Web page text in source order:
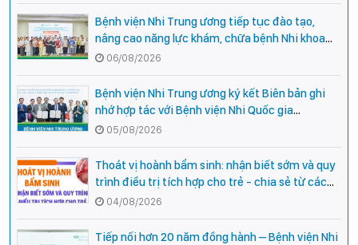
Bệnh viện Nhi Trung ương tiếp tục đào tạo,
nâng cao năng lực khám, chữa bệnh Nhi khoa
cho cán bộ y tế tại các tỉnh miền núi phía Bắc
06/08/2026
Bệnh viện Nhi Trung ương ký kết Biên bản ghi
nhớ hợp tác với Bệnh viện Nhi Quốc gia
Campuchia
05/08/2026
Thoát vị hoành bẩm sinh: nhận biết sớm và quy
trình điều trị tích hợp cho trẻ - chia sẻ từ các
chuyên gia hàng đầu của Bệnh Viện Nhi Trung
04/08/2026
Tiếp nối hơn 20 năm đồng hành – Bệnh viện Nhi